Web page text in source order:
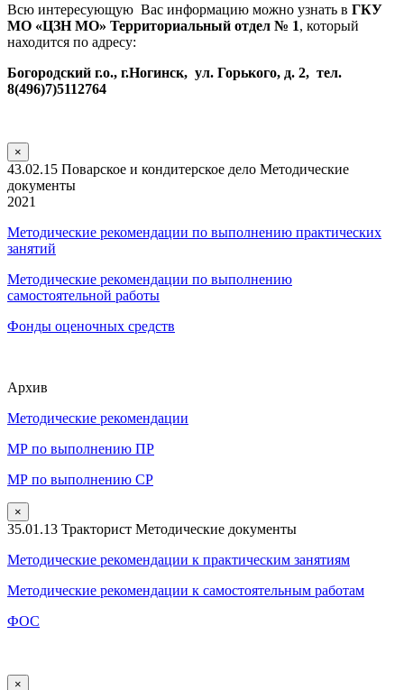
Всю интересующую Вас информацию можно узнать в ГКУ
МО «ЦЗН МО» Территориальный отдел № 1, который
находится по адресу:
Богородский г.о., г.Ногинск, ул. Горького, д. 2, тел.
8(496)7)5112764
×
43.02.15 Поварское и кондитерское дело Методические
документы
2021
Методические рекомендации по выполнению практических
занятий
Методические рекомендации по выполнению
самостоятельной работы
Фонды оценочных средств
Архив
Методические рекомендации
МР по выполнению ПР
МР по выполнению СР
×
35.01.13 Тракторист Методические документы
Методические рекомендации к практическим занятиям
Методические рекомендации к самостоятельным работам
ФОС
×